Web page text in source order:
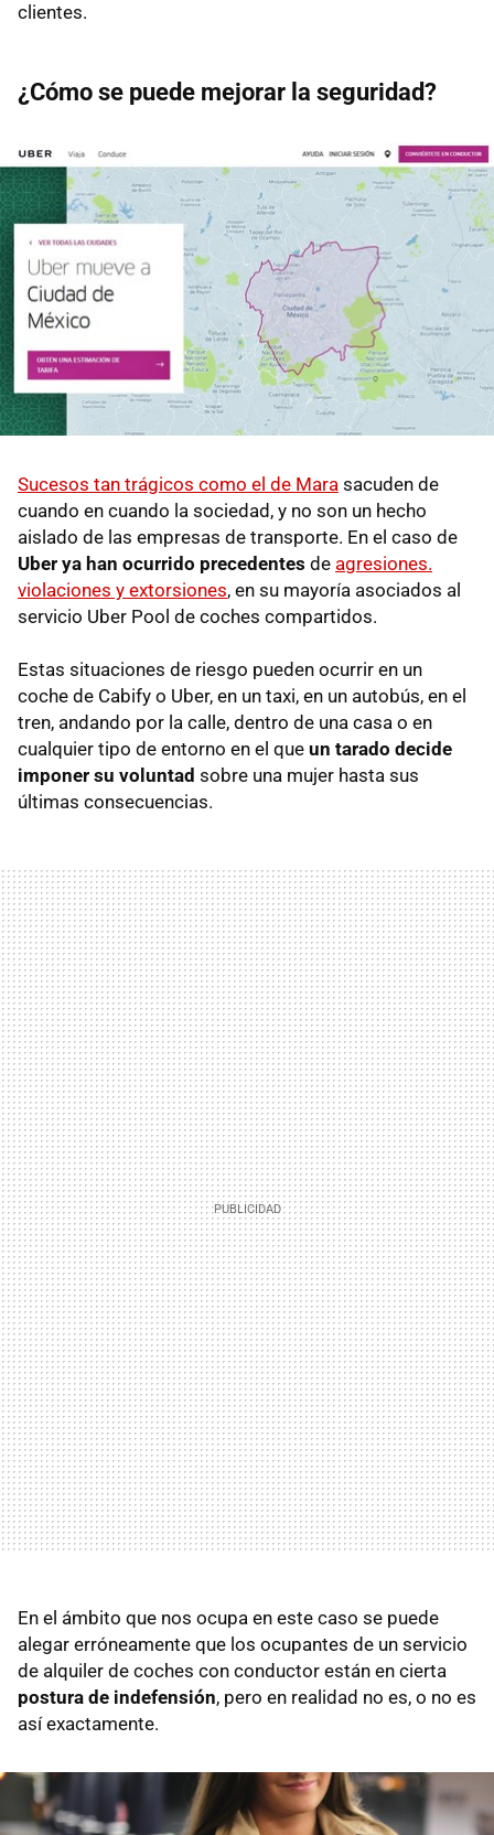
clientes.
¿Cómo se puede mejorar la seguridad?
Sucesos tan trágicos como el de Mara sacuden de
cuando en cuando la sociedad, y no son un hecho
aislado de las empresas de transporte. En el caso de
Uber ya han ocurrido precedentes de agresiones.
violaciones y extorsiones, en su mayoría asociados al
servicio Uber Pool de coches compartidos.
Estas situaciones de riesgo pueden ocurrir en un
coche de Cabify o Uber, en un taxi, en un autobús, en el
tren, andando por la calle, dentro de una casa o en
cualquier tipo de entorno en el que un tarado decide
imponer su voluntad sobre una mujer hasta sus
últimas consecuencias.
En el ámbito que nos ocupa en este caso se puede
alegar erróneamente que los ocupantes de un servicio
de alquiler de coches con conductor están en cierta
postura de indefensión, pero en realidad no es, o no es
así exactamente.